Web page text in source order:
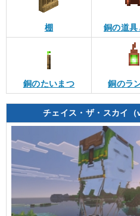
棚 銅の道具
銅のたいまつ 銅のラ
チェイス・ザ・スカイ